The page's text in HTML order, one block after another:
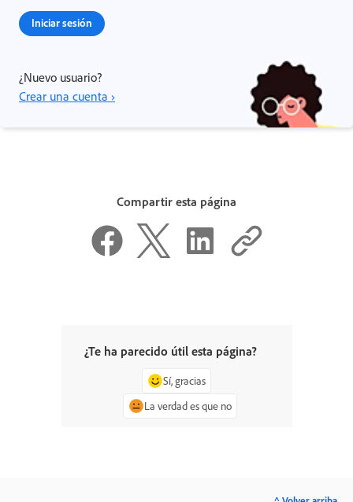
Iniciar sesión
¿Nuevo usuario?
Crear una cuenta ›
Compartir esta página
¿Te ha parecido útil esta página?
Sí, gracias
La verdad es que no